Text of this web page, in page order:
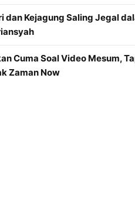
dan Kejagung Saling Jegal
Cuma Soal Video Mesum,
Zaman Now